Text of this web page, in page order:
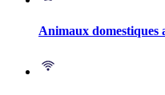
Animaux domestiques